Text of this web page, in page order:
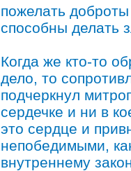
пожелать
способны делать
Когда же кто-то
дело, то
подчеркнул
сердечке и ни в
это сердце и
непобедимыми,
внутреннему